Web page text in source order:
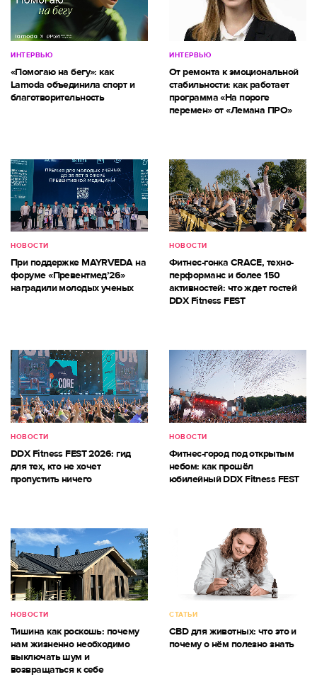
ИНТЕРВЬЮ
«Помогаю на бегу»: как
Lamoda объединила спорт и
благотворительность
ИНТЕРВЬЮ
От ремонта к эмоциональной
стабильности: как работает
программа «На пороге
перемен» от «Лемана ПРО»
НОВОСТИ
При поддержке MAYRVEDA на
форуме «Превентмед’26»
наградили молодых ученых
НОВОСТИ
Фитнес-гонка CRACE, техно-
перформанс и более 150
активностей: что ждет гостей
DDX Fitness FEST
НОВОСТИ
DDX Fitness FEST 2026: гид
для тех, кто не хочет
пропустить ничего
НОВОСТИ
Фитнес-город под открытым
небом: как прошёл
юбилейный DDX Fitness FEST
НОВОСТИ
Тишина как роскошь: почему
нам жизненно необходимо
выключать шум и
возвращаться к себе
СТАТЬИ
CBD для животных: что это и
почему о нём полезно знать